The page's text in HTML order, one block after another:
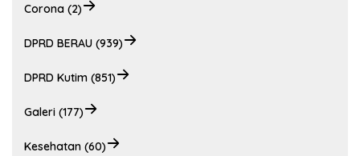
Corona (2)
DPRD BERAU (939)
DPRD Kutim (851)
Galeri (177)
Kesehatan (60)